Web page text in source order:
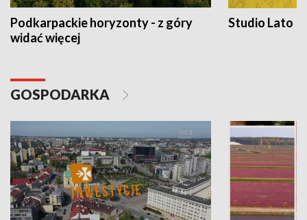
Podkarpackie horyzonty - z góry
widać więcej
Studio Lato
GOSPODARKA